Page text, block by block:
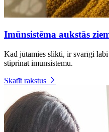
Imūnsistēma aukstās
Kad jūtamies slikti, ir svarīgi
stiprināt imūnsistēmu.
Skatīt rakstus